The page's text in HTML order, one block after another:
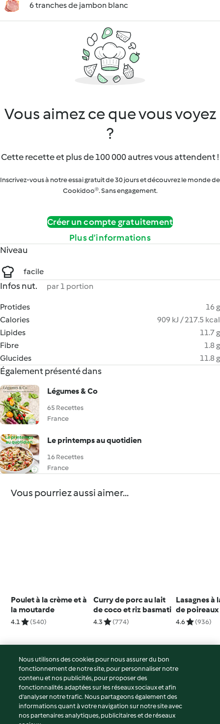
6 tranches de jambon blanc
Vous aimez ce que vous voyez
?
Cette recette et plus de 100 000 autres vous attendent !
Inscrivez-vous à notre essai gratuit de 30 jours et découvrez le monde de
Cookidoo®. Sans engagement.
Créer un compte gratuitement
Plus d’informations
Niveau
facile
Infos nut. par 1 portion
Protides
16 g
Calories
909 kJ / 217.5 kcal
Lipides
11.7 g
Fibre
1.8 g
Glucides
11.8 g
Également présenté dans
Légumes & Co
65 Recettes
France
Le printemps au quotidien
16 Recettes
France
Vous pourriez aussi aimer...
Poulet à la crème et à
la moutarde
4.1 (540)
Curry de porc au lait
de coco et riz basmati
4.3 (774)
Lasagnes à
de poireaux
4.6 (936)
© Copyright 2026
Conditions d'utilisation
Politique de confidentialité
Non-responsabilité
Nous utilisons des cookies pour nous assurer du bon
fonctionnement de notre site, pour personnaliser notre
contenu et nos publicités, pour proposer des
fonctionnalités adaptées sur les réseaux sociaux et afin
d’analyser notre trafic. Nous partageons également des
informations quant à votre navigation sur notre site avec
nos partenaires analytiques, publicitaires et de réseaux